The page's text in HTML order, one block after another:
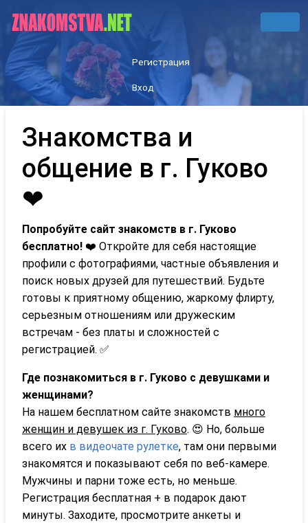
Регистрация
Вход
Знакомства и
общение в г. Гуково
❤
Попробуйте сайт знакомств в г. Гуково
бесплатно! ❤️ Откройте для себя настоящие
профили с фотографиями, частные объявления и
поиск новых друзей для путешествий. Будьте
готовы к приятному общению, жаркому флирту,
серьезным отношениям или дружеским
встречам - без платы и сложностей с
регистрацией. ✅
Где познакомиться в г. Гуково с девушками и
женщинами?
На нашем бесплатном сайте знакомств много
женщин и девушек из г. Гуково. 😍 Но, больше
всего их в видеочате рулетке, там они первыми
знакомятся и показывают себя по веб-камере.
Мужчины и парни тоже есть, но меньше.
Регистрация бесплатная + в подарок дают
минуты. Заходите, просмотрите анкеты и